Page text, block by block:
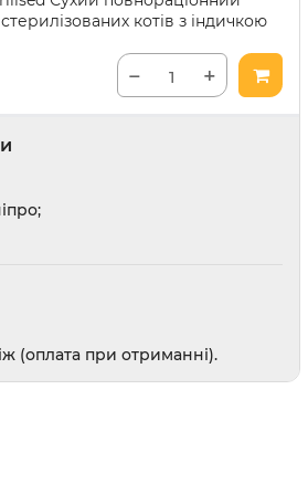
та засоби від погризів
для привчання
засоби
котів з індичкою
− +
(оплата при отриманні).